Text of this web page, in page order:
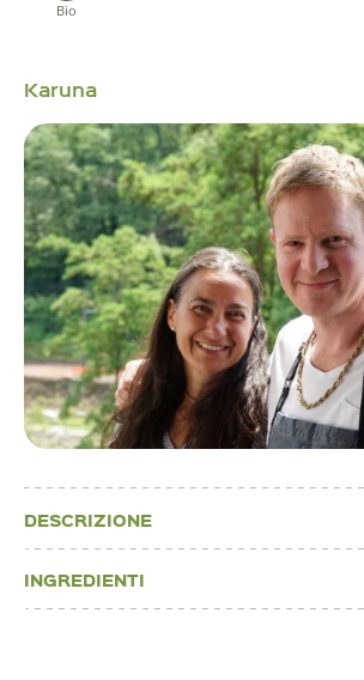
Bio
Karuna
DESCRIZIONE
INGREDIENTI